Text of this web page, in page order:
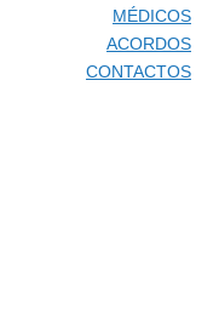
MÉDICOS
ACORDOS
CONTACTOS